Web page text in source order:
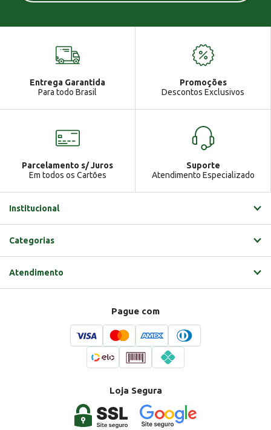
Entrega Garantida
Para todo Brasil
Promoções
Descontos Exclusivos
Parcelamento s/ Juros
Em todos os Cartões
Suporte
Atendimento Especializado
Institucional
Categorias
Atendimento
Pague com
Loja Segura
Você tem uma mensagem!
Ga Atendimento
Gabrielle